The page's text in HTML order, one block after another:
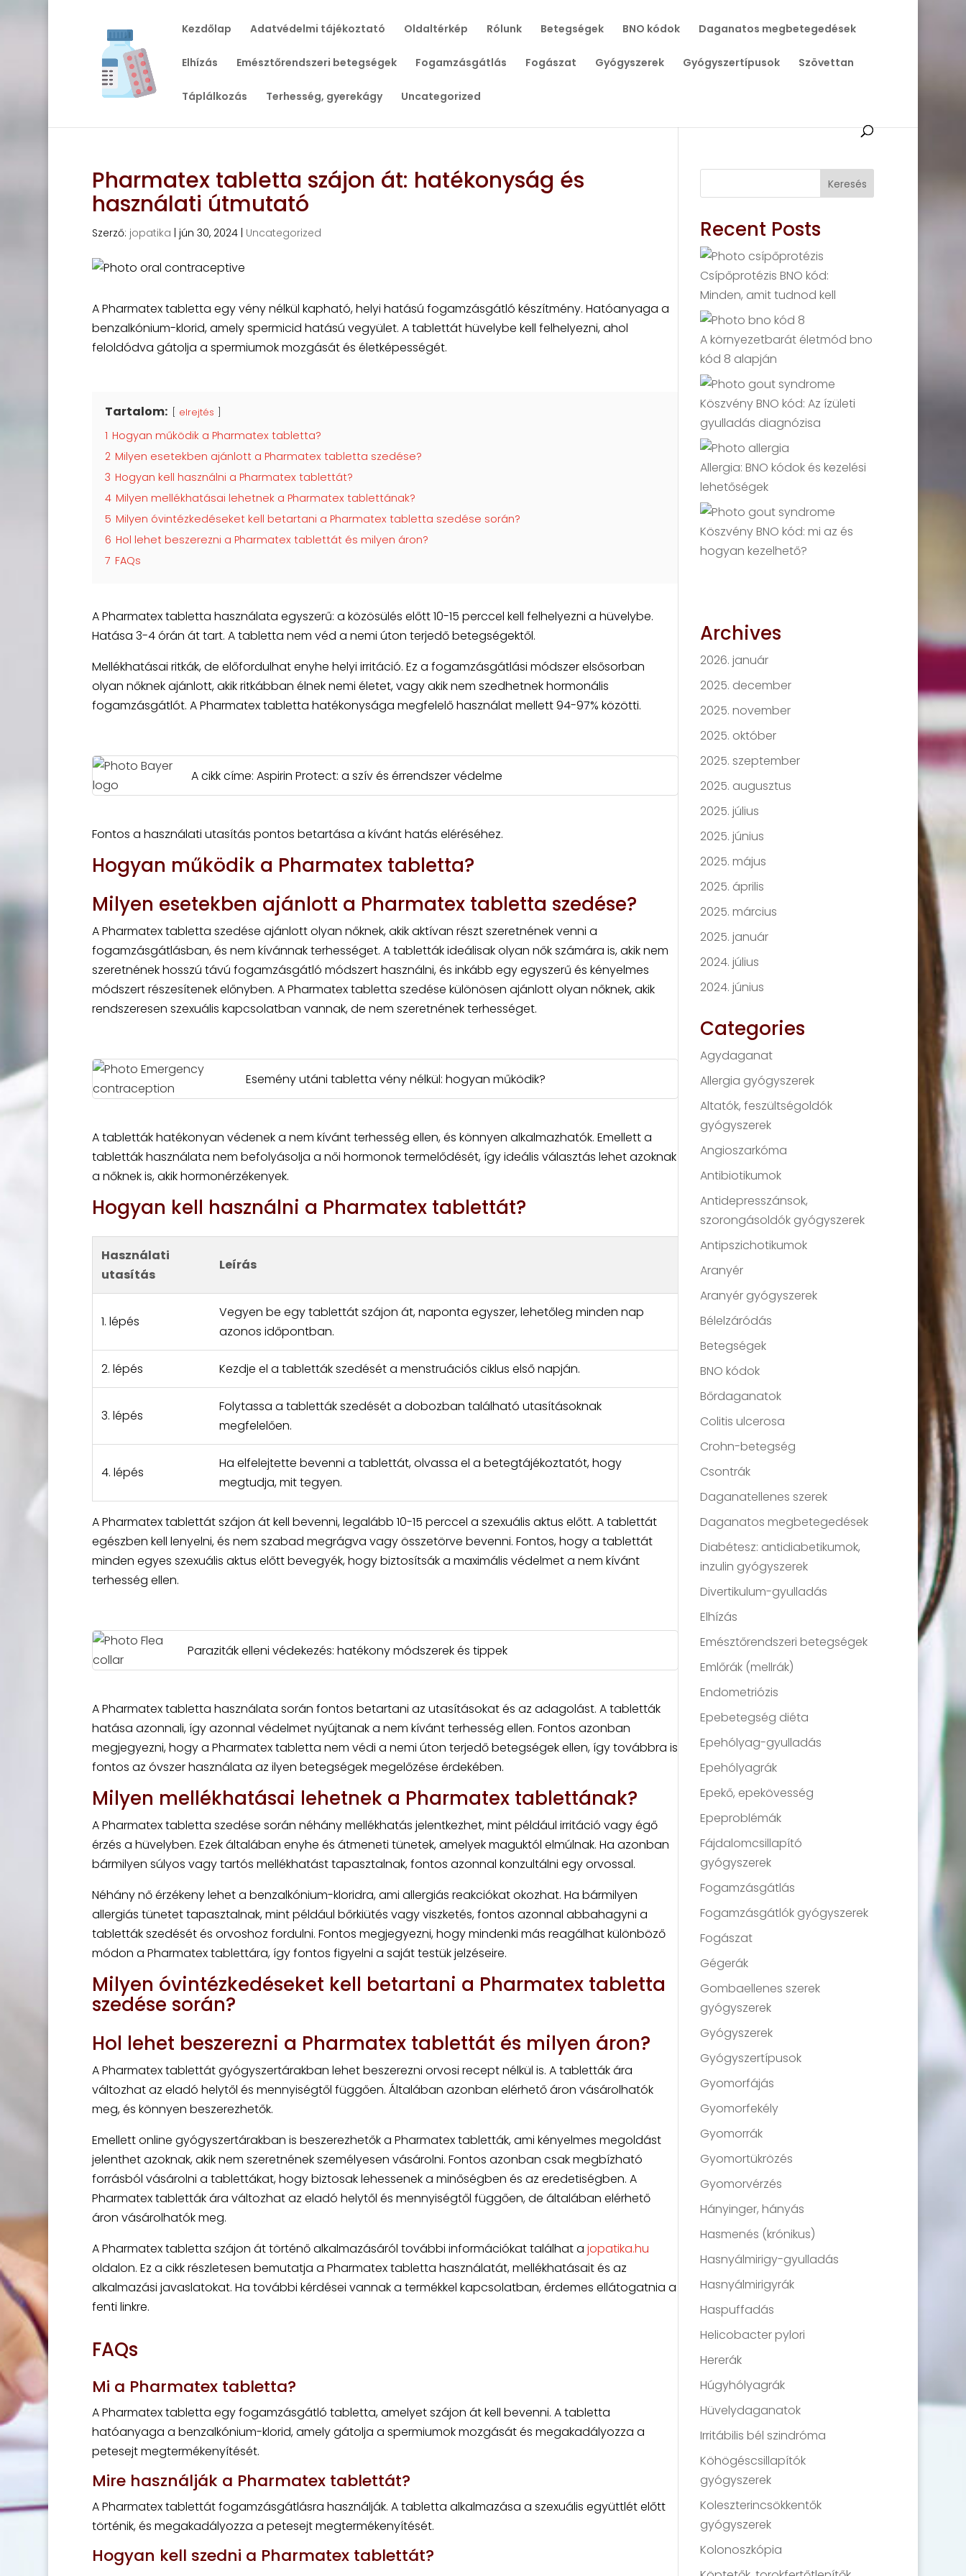
Kezdőlap Adatvédelmi tájékoztató Oldaltérkép Rólunk Betegségek BNO kódok Daganatos megbetegedések
Elhízás Emésztőrendszeri betegségek Fogamzásgátlás Fogászat Gyógyszerek Gyógyszertípusok Szövettan
Táplálkozás Terhesség, gyerekágy Uncategorized
Pharmatex tabletta szájon át: hatékonyság és
használati útmutató
Szerző: jopatika jún 30, 2024| Uncategorized
A Pharmatex tabletta egy vény nélkül kapható, helyi hatású fogamzásgátló készítmény. Hatóanyaga a
benzalkónium-klorid, amely spermicid hatású vegyület. A tablettát hüvelybe kell felhelyezni, ahol
feloldódva gátolja a spermiumok mozgását és életképességét.
Tartalom: elrejtés
1 Hogyan működik a Pharmatex tabletta?
2 Milyen esetekben ajánlott a Pharmatex tabletta szedése?
3 Hogyan kell használni a Pharmatex tablettát?
4 Milyen mellékhatásai lehetnek a Pharmatex tablettának?
5 Milyen óvintézkedéseket kell betartani a Pharmatex tabletta szedése során?
6 Hol lehet beszerezni a Pharmatex tablettát és milyen áron?
7 FAQs
A Pharmatex tabletta használata egyszerű: a közösülés előtt 10-15 perccel kell felhelyezni a hüvelybe.
Hatása 3-4 órán át tart. A tabletta nem véd a nemi úton terjedő betegségektől.
Mellékhatásai ritkák, de előfordulhat enyhe helyi irritáció. Ez a fogamzásgátlási módszer elsősorban
olyan nőknek ajánlott, akik ritkábban élnek nemi életet, vagy akik nem szedhetnek hormonális
fogamzásgátlót. A Pharmatex tabletta hatékonysága megfelelő használat mellett 94-97% közötti.
A cikk címe: Aspirin Protect: a szív és érrendszer védelme
Fontos a használati utasítás pontos betartása a kívánt hatás eléréséhez.
Hogyan működik a Pharmatex tabletta?
Milyen esetekben ajánlott a Pharmatex tabletta szedése?
A Pharmatex tabletta szedése ajánlott olyan nőknek, akik aktívan részt szeretnének venni a
fogamzásgátlásban, és nem kívánnak terhességet. A tabletták ideálisak olyan nők számára is, akik nem
szeretnének hosszú távú fogamzásgátló módszert használni, és inkább egy egyszerű és kényelmes
módszert részesítenek előnyben. A Pharmatex tabletta szedése különösen ajánlott olyan nőknek, akik
rendszeresen szexuális kapcsolatban vannak, de nem szeretnének terhességet.
Esemény utáni tabletta vény nélkül: hogyan működik?
A tabletták hatékonyan védenek a nem kívánt terhesség ellen, és könnyen alkalmazhatók. Emellett a
tabletták használata nem befolyásolja a női hormonok termelődését, így ideális választás lehet azoknak
a nőknek is, akik hormonérzékenyek.
Hogyan kell használni a Pharmatex tablettát?
Használati
utasítás
Leírás
1. lépés
Vegyen be egy tablettát szájon át, naponta egyszer, lehetőleg minden nap
azonos időpontban.
2. lépés Kezdje el a tabletták szedését a menstruációs ciklus első napján.
3. lépés
Folytassa a tabletták szedését a dobozban található utasításoknak
megfelelően.
4. lépés
Ha elfelejtette bevenni a tablettát, olvassa el a betegtájékoztatót, hogy
megtudja, mit tegyen.
A Pharmatex tablettát szájon át kell bevenni, legalább 10-15 perccel a szexuális aktus előtt. A tablettát
egészben kell lenyelni, és nem szabad megrágva vagy összetörve bevenni. Fontos, hogy a tablettát
minden egyes szexuális aktus előtt bevegyék, hogy biztosítsák a maximális védelmet a nem kívánt
terhesség ellen.
Paraziták elleni védekezés: hatékony módszerek és tippek
A Pharmatex tabletta használata során fontos betartani az utasításokat és az adagolást. A tabletták
hatása azonnali, így azonnal védelmet nyújtanak a nem kívánt terhesség ellen. Fontos azonban
megjegyezni, hogy a Pharmatex tabletta nem védi a nemi úton terjedő betegségek ellen, így továbbra is
fontos az óvszer használata az ilyen betegségek megelőzése érdekében.
Milyen mellékhatásai lehetnek a Pharmatex tablettának?
A Pharmatex tabletta szedése során néhány mellékhatás jelentkezhet, mint például irritáció vagy égő
érzés a hüvelyben. Ezek általában enyhe és átmeneti tünetek, amelyek maguktól elmúlnak. Ha azonban
bármilyen súlyos vagy tartós mellékhatást tapasztalnak, fontos azonnal konzultálni egy orvossal.
Néhány nő érzékeny lehet a benzalkónium-kloridra, ami allergiás reakciókat okozhat. Ha bármilyen
allergiás tünetet tapasztalnak, mint például bőrkiütés vagy viszketés, fontos azonnal abbahagyni a
tabletták szedését és orvoshoz fordulni. Fontos megjegyezni, hogy mindenki más reagálhat különböző
módon a Pharmatex tablettára, így fontos figyelni a saját testük jelzéseire.
Milyen óvintézkedéseket kell betartani a Pharmatex tabletta
szedése során?
Hol lehet beszerezni a Pharmatex tablettát és milyen áron?
A Pharmatex tablettát gyógyszertárakban lehet beszerezni orvosi recept nélkül is. A tabletták ára
változhat az eladó helytől és mennyiségtől függően. Általában azonban elérhető áron vásárolhatók
meg, és könnyen beszerezhetők.
Emellett online gyógyszertárakban is beszerezhetők a Pharmatex tabletták, ami kényelmes megoldást
jelenthet azoknak, akik nem szeretnének személyesen vásárolni. Fontos azonban csak megbízható
forrásból vásárolni a tablettákat, hogy biztosak lehessenek a minőségben és az eredetiségben. A
Pharmatex tabletták ára változhat az eladó helytől és mennyiségtől függően, de általában elérhető
áron vásárolhatók meg.
A Pharmatex tabletta szájon át történő alkalmazásáról további információkat találhat a jopatika.hu
oldalon. Ez a cikk részletesen bemutatja a Pharmatex tabletta használatát, mellékhatásait és az
alkalmazási javaslatokat. Ha további kérdései vannak a termékkel kapcsolatban, érdemes ellátogatnia a
fenti linkre.
FAQs
Mi a Pharmatex tabletta?
A Pharmatex tabletta egy fogamzásgátló tabletta, amelyet szájon át kell bevenni. A tabletta
hatóanyaga a benzalkónium-klorid, amely gátolja a spermiumok mozgását és megakadályozza a
petesejt megtermékenyítését.
Mire használják a Pharmatex tablettát?
A Pharmatex tablettát fogamzásgátlásra használják. A tabletta alkalmazása a szexuális együttlét előtt
történik, és megakadályozza a petesejt megtermékenyítését.
Hogyan kell szedni a Pharmatex tablettát?
Keresés
Recent Posts
Csípőprotézis BNO kód:
Minden, amit tudnod kell
A környezetbarát életmód bno
kód 8 alapján
Köszvény BNO kód: Az ízületi
gyulladás diagnózisa
Allergia: BNO kódok és kezelési
lehetőségek
Köszvény BNO kód: mi az és
hogyan kezelhető?
Archives
2026. január
2025. december
2025. november
2025. október
2025. szeptember
2025. augusztus
2025. július
2025. június
2025. május
2025. április
2025. március
2025. január
2024. július
2024. június
Categories
Agydaganat
Allergia gyógyszerek
Altatók, feszültségoldók
gyógyszerek
Angioszarkóma
Antibiotikumok
Antidepresszánsok,
szorongásoldók gyógyszerek
Antipszichotikumok
Aranyér
Aranyér gyógyszerek
Bélelzáródás
Betegségek
BNO kódok
Bőrdaganatok
Colitis ulcerosa
Crohn-betegség
Csontrák
Daganatellenes szerek
Daganatos megbetegedések
Diabétesz: antidiabetikumok,
inzulin gyógyszerek
Divertikulum-gyulladás
Elhízás
Emésztőrendszeri betegségek
Emlőrák (mellrák)
Endometriózis
Epebetegség diéta
Epehólyag-gyulladás
Epehólyagrák
Epekő, epekövesség
Epeproblémák
Fájdalomcsillapító
gyógyszerek
Fogamzásgátlás
Fogamzásgátlók gyógyszerek
Fogászat
Gégerák
Gombaellenes szerek
gyógyszerek
Gyógyszerek
Gyógyszertípusok
Gyomorfájás
Gyomorfekély
Gyomorrák
Gyomortükrözés
Gyomorvérzés
Hányinger, hányás
Hasmenés (krónikus)
Hasnyálmirigy-gyulladás
Hasnyálmirigyrák
Haspuffadás
Helicobacter pylori
Hererák
Húgyhólyagrák
Hüvelydaganatok
Irritábilis bél szindróma
Köhögéscsillapítók
gyógyszerek
Koleszterincsökkentők
gyógyszerek
Kolonoszkópia